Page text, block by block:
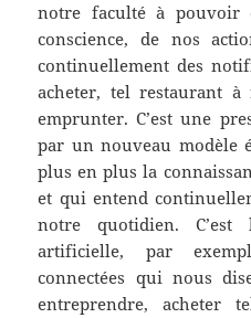
notre faculté à pouvoir
conscience, de nos
continuellement des
acheter, tel restaurant
emprunter. C’est une
par un nouveau modèle
plus en plus la
et qui entend
notre quotidien. C’est
artificielle, par
connectées qui nous
entreprendre, acheter